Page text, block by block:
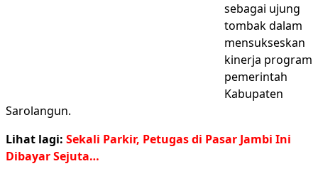
sebagai ujung
tombak dalam
mensukseskan
kinerja program
pemerintah
Kabupaten
Sarolangun.
Lihat lagi: Sekali Parkir, Petugas di Pasar Jambi Ini
Dibayar Sejuta…